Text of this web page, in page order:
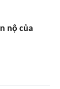
nộ của